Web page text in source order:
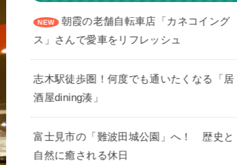
朝霞の老舗自転車店「カネコイング
ス」さんで愛車をリフレッシュ
志木駅徒歩圏！何度でも通いたくなる「居
酒屋dining湊」
​富士見市の「難波田城公園」へ！ 歴史と
自然に癒される休日